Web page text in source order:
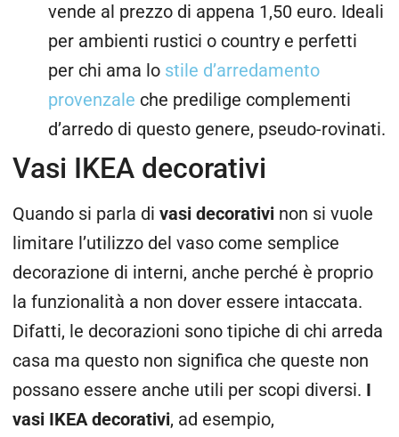
vende al prezzo di appena 1,50 euro. Ideali
per ambienti rustici o country e perfetti
per chi ama lo stile d’arredamento
provenzale che predilige complementi
d’arredo di questo genere, pseudo-rovinati.
Vasi IKEA decorativi
Quando si parla di vasi decorativi non si vuole
limitare l’utilizzo del vaso come semplice
decorazione di interni, anche perché è proprio
la funzionalità a non dover essere intaccata.
Difatti, le decorazioni sono tipiche di chi arreda
casa ma questo non significa che queste non
possano essere anche utili per scopi diversi. I
vasi IKEA decorativi, ad esempio,